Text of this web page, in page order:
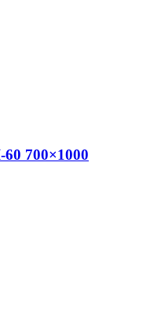
700×1000